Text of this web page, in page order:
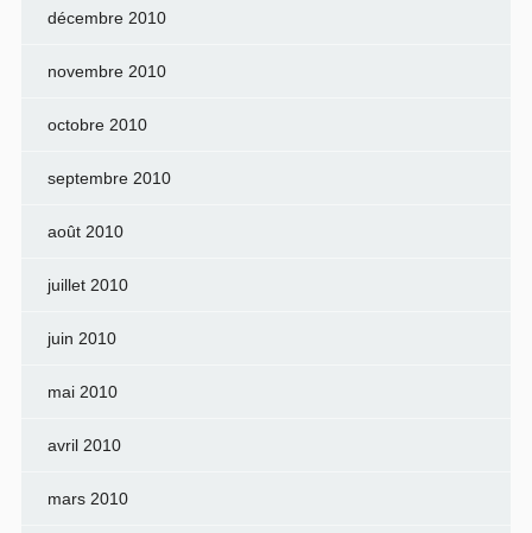
décembre 2010
novembre 2010
octobre 2010
septembre 2010
août 2010
juillet 2010
juin 2010
mai 2010
avril 2010
mars 2010